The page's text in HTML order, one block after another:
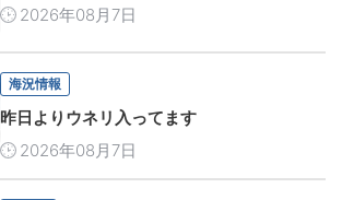
2026年08月7日
海況情報
昨日よりウネリ入ってます
2026年08月7日